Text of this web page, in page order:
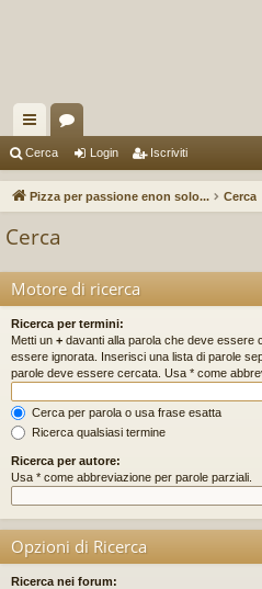
oll
eg
en
ti
ap
idi
u
Cerca Login Iscriviti
Pizza per passione enon solo... Cerca
Cerca
Motore di ricerca
Ricerca per termini:
Metti un + davanti alla parola che deve essere
essere ignorata. Inserisci una lista di parole
parole deve essere cercata. Usa * come
Cerca per parola o usa frase esatta
Ricerca qualsiasi termine
Ricerca per autore:
Usa * come abbreviazione per parole parziali.
Opzioni di Ricerca
Ricerca nei forum: